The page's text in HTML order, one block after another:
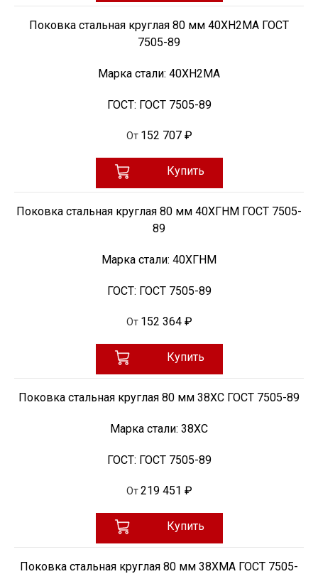
Поковка стальная круглая 80 мм 40ХН2МА ГОСТ
7505-89
Марка стали: 40ХН2МА
ГОСТ: ГОСТ 7505-89
От 152 707 ₽
Купить
Поковка стальная круглая 80 мм 40ХГНМ ГОСТ 7505-
89
Марка стали: 40ХГНМ
ГОСТ: ГОСТ 7505-89
От 152 364 ₽
Купить
Поковка стальная круглая 80 мм 38ХС ГОСТ 7505-89
Марка стали: 38ХС
ГОСТ: ГОСТ 7505-89
От 219 451 ₽
Купить
Поковка стальная круглая 80 мм 38ХМА ГОСТ 7505-